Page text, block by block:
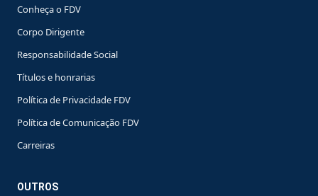
Conheça o FDV
Corpo Dirigente
Responsabilidade Social
Títulos e honrarias
Política de Privacidade FDV
Política de Comunicação FDV
Carreiras
OUTROS